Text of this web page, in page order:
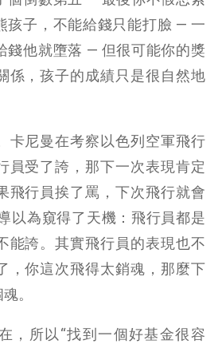
孩子，不能給錢只能打臉 — 一
錢他就墮落 — 但很可能你的獎
係，孩子的成績只是很自然地
卡尼曼在考察以色列空軍飛行
員受了誇，那下一次表現肯定
飛行員挨了罵，下次飛行就會
以為窺得了天機：飛行員都是
能誇。其實飛行員的表現也不
，你這次飛得太銷魂，那麼下
。
，所以“找到一個好基金很容